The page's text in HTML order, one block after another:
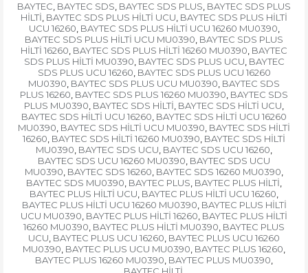
BAYTEC, BAYTEC SDS, BAYTEC SDS PLUS, BAYTEC SDS PLUS
HİLTİ, BAYTEC SDS PLUS HİLTİ UCU, BAYTEC SDS PLUS HİLTİ
UCU 16260, BAYTEC SDS PLUS HİLTİ UCU 16260 MU0390,
BAYTEC SDS PLUS HİLTİ UCU MU0390, BAYTEC SDS PLUS
HİLTİ 16260, BAYTEC SDS PLUS HİLTİ 16260 MU0390, BAYTEC
SDS PLUS HİLTİ MU0390, BAYTEC SDS PLUS UCU, BAYTEC
SDS PLUS UCU 16260, BAYTEC SDS PLUS UCU 16260
MU0390, BAYTEC SDS PLUS UCU MU0390, BAYTEC SDS
PLUS 16260, BAYTEC SDS PLUS 16260 MU0390, BAYTEC SDS
PLUS MU0390, BAYTEC SDS HİLTİ, BAYTEC SDS HİLTİ UCU,
BAYTEC SDS HİLTİ UCU 16260, BAYTEC SDS HİLTİ UCU 16260
MU0390, BAYTEC SDS HİLTİ UCU MU0390, BAYTEC SDS HİLTİ
16260, BAYTEC SDS HİLTİ 16260 MU0390, BAYTEC SDS HİLTİ
MU0390, BAYTEC SDS UCU, BAYTEC SDS UCU 16260,
BAYTEC SDS UCU 16260 MU0390, BAYTEC SDS UCU
MU0390, BAYTEC SDS 16260, BAYTEC SDS 16260 MU0390,
BAYTEC SDS MU0390, BAYTEC PLUS, BAYTEC PLUS HİLTİ,
BAYTEC PLUS HİLTİ UCU, BAYTEC PLUS HİLTİ UCU 16260,
BAYTEC PLUS HİLTİ UCU 16260 MU0390, BAYTEC PLUS HİLTİ
UCU MU0390, BAYTEC PLUS HİLTİ 16260, BAYTEC PLUS HİLTİ
16260 MU0390, BAYTEC PLUS HİLTİ MU0390, BAYTEC PLUS
UCU, BAYTEC PLUS UCU 16260, BAYTEC PLUS UCU 16260
MU0390, BAYTEC PLUS UCU MU0390, BAYTEC PLUS 16260,
BAYTEC PLUS 16260 MU0390, BAYTEC PLUS MU0390,